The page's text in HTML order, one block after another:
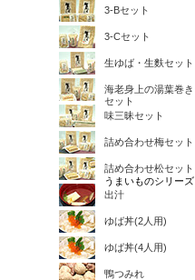
3-Bセット
3-Cセット
生ゆば・生麩セット
海老身上の湯葉巻き
セット
味三昧セット
詰め合わせ梅セット
詰め合わせ松セット
うまいものシリーズ
出汁
ゆば丼(2人用)
ゆば丼(4人用)
鴨つみれ